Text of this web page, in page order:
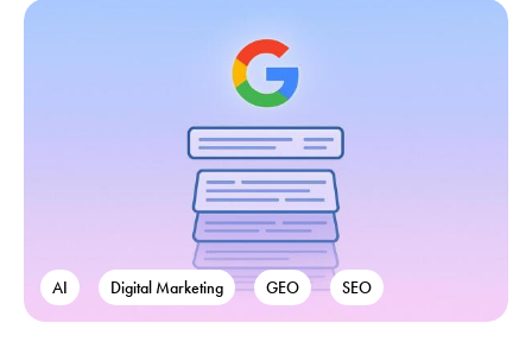
AI Digital Marketing GEO SEO